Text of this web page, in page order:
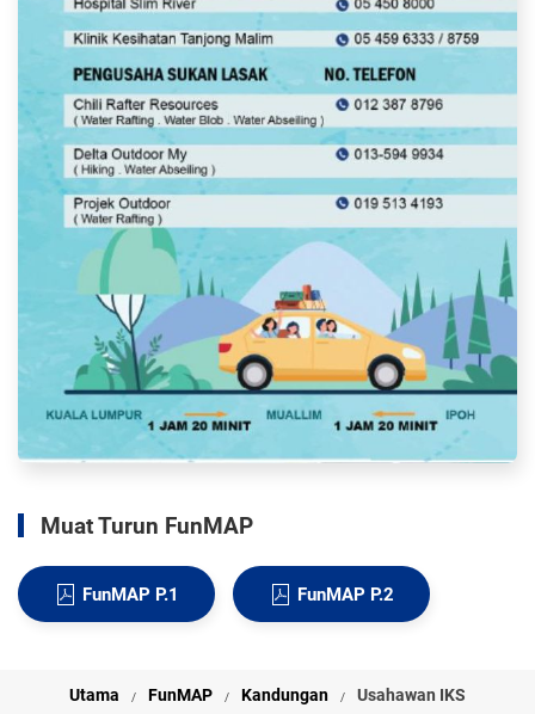
Muat Turun FunMAP
FunMAP P.1 FunMAP P.2
Utama FunMAP Kandungan Usahawan IKS